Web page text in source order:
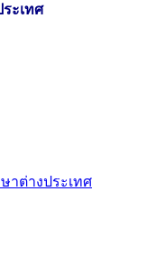
ะเทศ
าต่างประเทศ